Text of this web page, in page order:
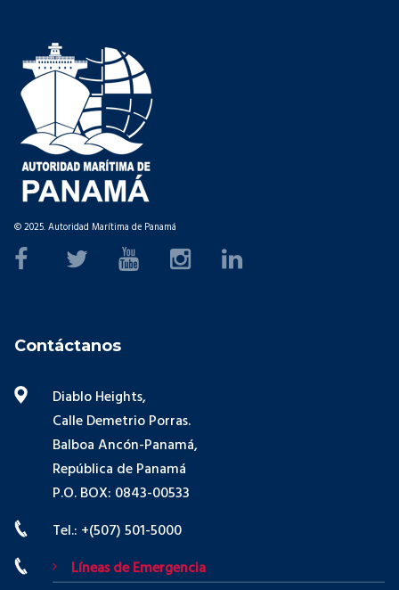
© 2025. Autoridad Marítima de Panamá
Contáctanos
Diablo Heights,
Calle Demetrio Porras.
Balboa Ancón-Panamá,
República de Panamá
P.O. BOX: 0843-00533
Tel.: +(507) 501-5000
Líneas de Emergencia